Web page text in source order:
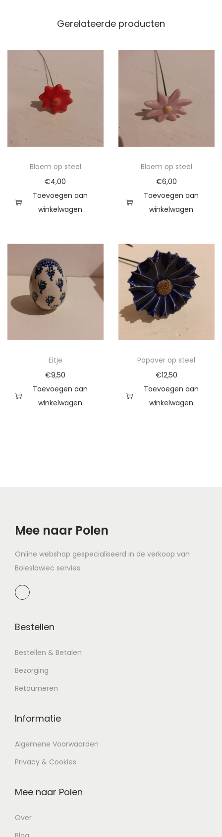
p
e
a
Gerelateerde producten
Bloem op steel
€4,00
Toevoegen aan
winkelwagen
Bloem op steel
€6,00
Toevoegen aan
winkelwagen
Eitje
€9,50
Toevoegen aan
winkelwagen
Papaver op steel
€12,50
Toevoegen aan
winkelwagen
Mee naar Polen
Online webshop gespecialiseerd in de verkoop van
Boleslawiec servies.
Bestellen
Bestellen & Betalen
Bezorging
Retourneren
Informatie
Algemene Voorwaarden
Privacy & Cookies
Mee naar Polen
Over